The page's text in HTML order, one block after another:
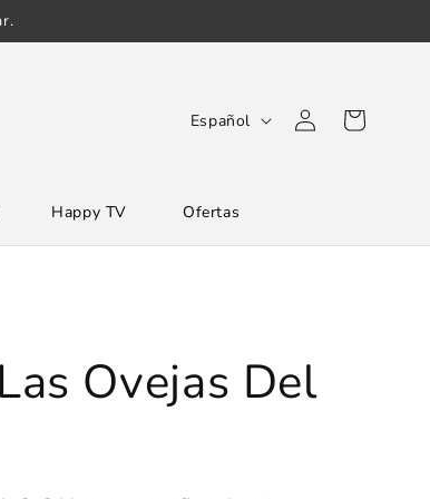
Happy TV Ofertas
o
m
Español
Iniciar
sesión
Carrito
Ovejas Del